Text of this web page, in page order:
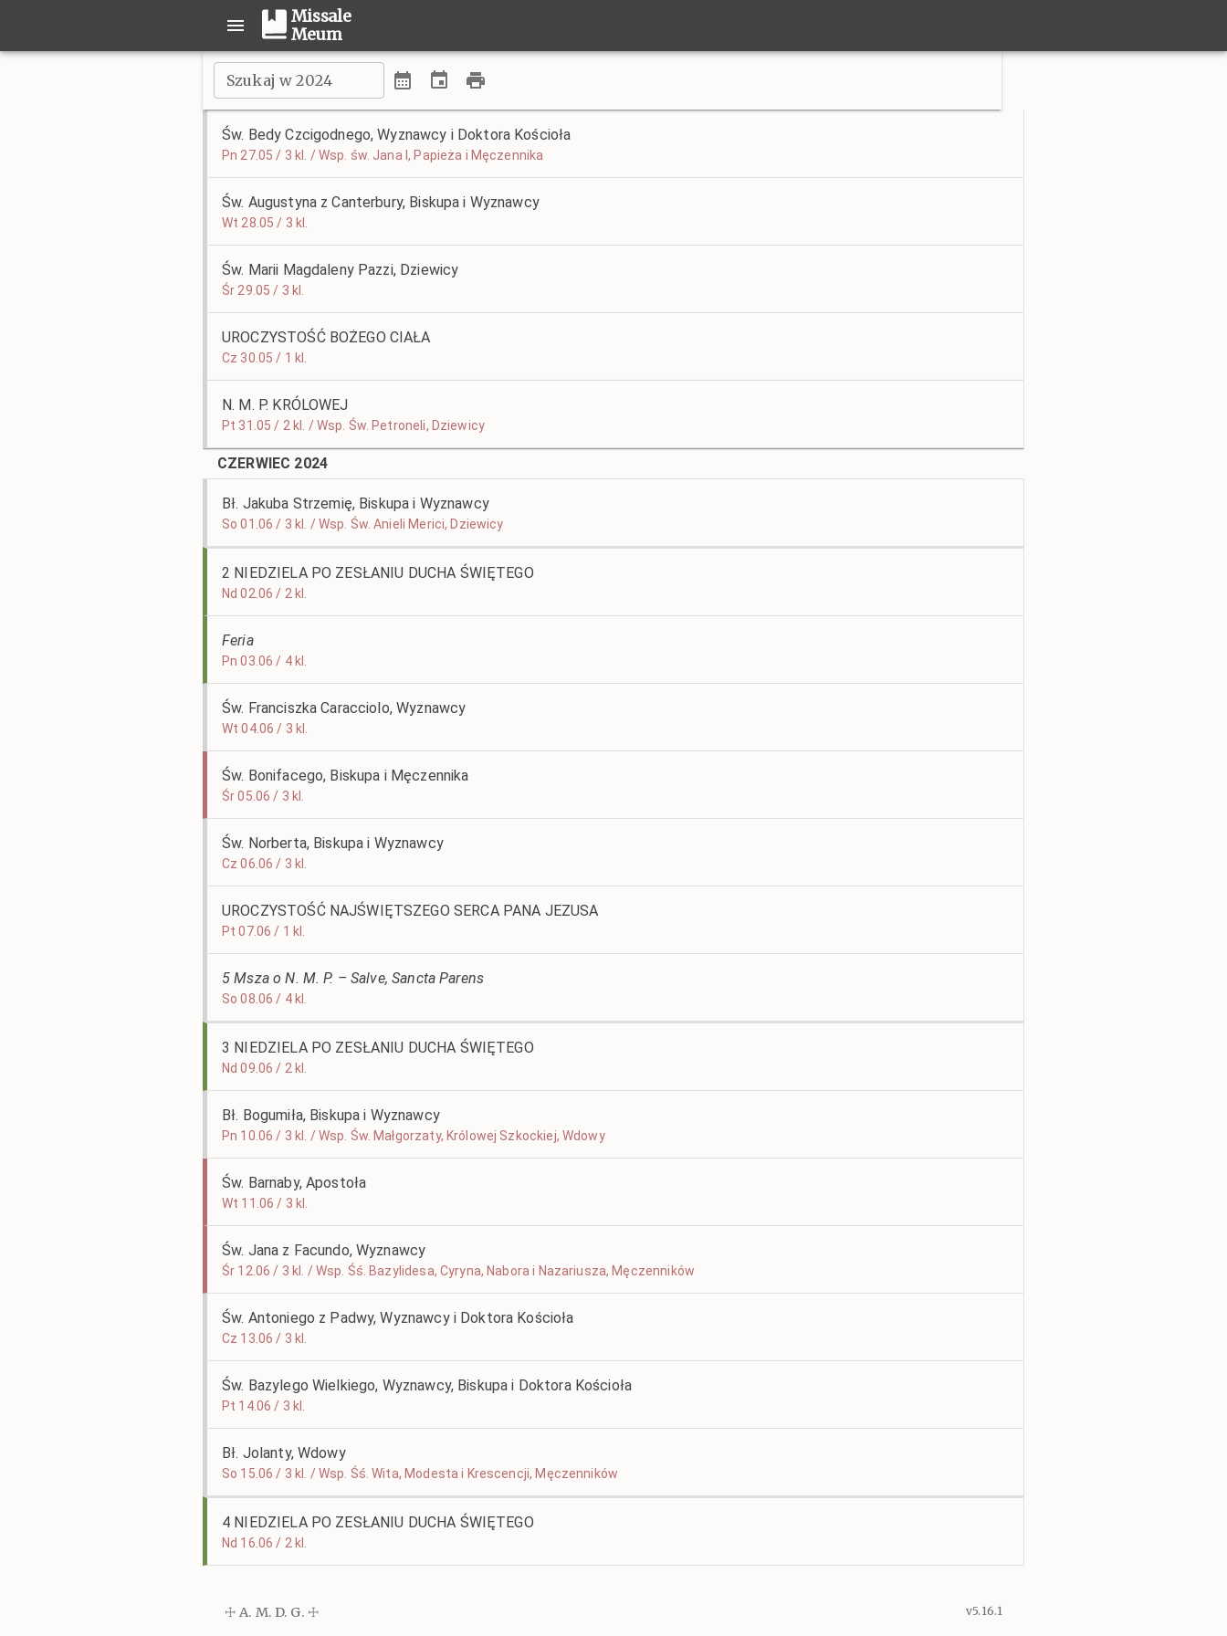
Missale
Meum
Szukaj w 2024
Św. Bedy Czcigodnego, Wyznawcy i Doktora Kościoła
Pn 27.05 / 3 kl. / Wsp. św. Jana I, Papieża i Męczennika
Św. Augustyna z Canterbury, Biskupa i Wyznawcy
Wt 28.05 / 3 kl.
Św. Marii Magdaleny Pazzi, Dziewicy
Śr 29.05 / 3 kl.
UROCZYSTOŚĆ BOŻEGO CIAŁA
Cz 30.05 / 1 kl.
N. M. P. KRÓLOWEJ
Pt 31.05 / 2 kl. / Wsp. Św. Petroneli, Dziewicy
CZERWIEC 2024
Bł. Jakuba Strzemię, Biskupa i Wyznawcy
So 01.06 / 3 kl. / Wsp. Św. Anieli Merici, Dziewicy
2 NIEDZIELA PO ZESŁANIU DUCHA ŚWIĘTEGO
Nd 02.06 / 2 kl.
Feria
Pn 03.06 / 4 kl.
Św. Franciszka Caracciolo, Wyznawcy
Wt 04.06 / 3 kl.
Św. Bonifacego, Biskupa i Męczennika
Śr 05.06 / 3 kl.
Św. Norberta, Biskupa i Wyznawcy
Cz 06.06 / 3 kl.
UROCZYSTOŚĆ NAJŚWIĘTSZEGO SERCA PANA JEZUSA
Pt 07.06 / 1 kl.
5 Msza o N. M. P. – Salve, Sancta Parens
So 08.06 / 4 kl.
3 NIEDZIELA PO ZESŁANIU DUCHA ŚWIĘTEGO
Nd 09.06 / 2 kl.
Bł. Bogumiła, Biskupa i Wyznawcy
Pn 10.06 / 3 kl. / Wsp. Św. Małgorzaty, Królowej Szkockiej, Wdowy
Św. Barnaby, Apostoła
Wt 11.06 / 3 kl.
Św. Jana z Facundo, Wyznawcy
Śr 12.06 / 3 kl. / Wsp. Śś. Bazylidesa, Cyryna, Nabora i Nazariusza, Męczenników
Św. Antoniego z Padwy, Wyznawcy i Doktora Kościoła
Cz 13.06 / 3 kl.
Św. Bazylego Wielkiego, Wyznawcy, Biskupa i Doktora Kościoła
Pt 14.06 / 3 kl.
Bł. Jolanty, Wdowy
So 15.06 / 3 kl. / Wsp. Śś. Wita, Modesta i Krescencji, Męczenników
4 NIEDZIELA PO ZESŁANIU DUCHA ŚWIĘTEGO
Nd 16.06 / 2 kl.
☩ A. M. D. G. ☩ v5.16.1